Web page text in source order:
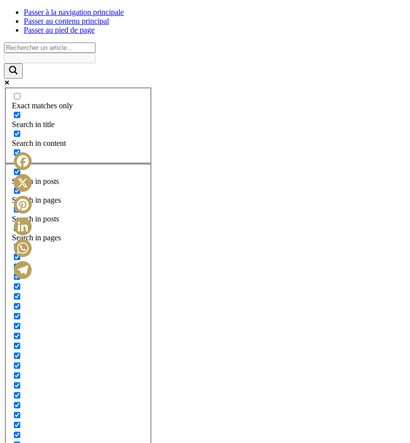
Passer à la navigation principale
Passer au contenu principal
Passer au pied de page
Exact matches only
Search in title
Search in content
Search in posts
Search in pages
Search in posts
Search in pages
Facebook
X
Pinterest
LinkedIn
WhatsApp
Telegram